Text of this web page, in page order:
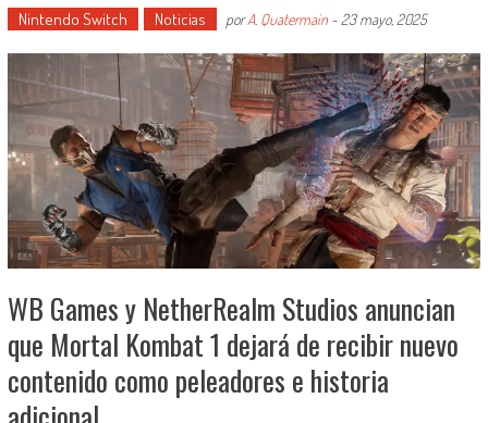
Nintendo Switch Noticias porA. Quatermain- 23 mayo, 2025
WB Games y NetherRealm Studios anuncian
que Mortal Kombat 1 dejará de recibir nuevo
contenido como peleadores e historia